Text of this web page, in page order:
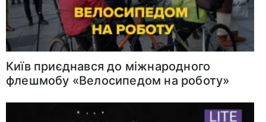
Київ приєднався до міжнародного
флешмобу «Велосипедом на роботу»